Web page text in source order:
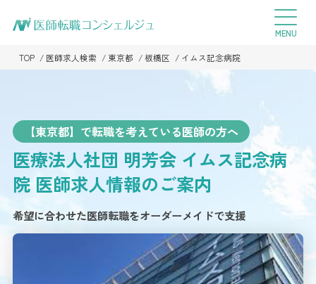
TOP 医師求人検索 東京都 板橋区 イムス記念病院
【東京都】で転職を考えている医師の方へ
医療法人社団 明芳会 イムス記念病
院 医師求人情報のご案内
希望に合わせた医師転職をオーダーメイドで支援